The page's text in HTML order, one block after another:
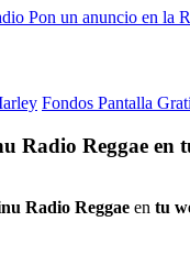
Pon un anuncio en la
Fondos Pantalla
Radio Reggae en
Radio Reggae en tu